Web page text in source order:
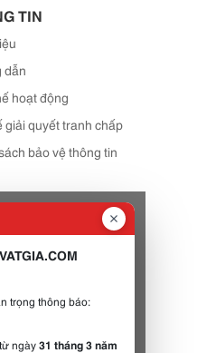
TIN
dẫn
hoạt động
giải quyết tranh chấp
bảo vệ thông tin
trọng thông báo:
ngày31 tháng 3 năm